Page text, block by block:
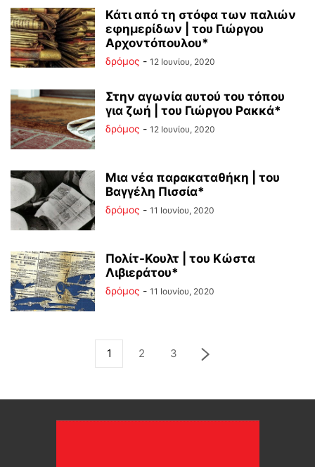
Κάτι από τη στόφα των παλιών
εφημερίδων | του Γιώργου
Αρχοντόπουλου*
δρόμος - 12 Ιουνίου, 2020
Στην αγωνία αυτού του τόπου
για ζωή | του Γιώργου Ρακκά*
δρόμος - 12 Ιουνίου, 2020
Μια νέα παρακαταθήκη | του
Βαγγέλη Πισσία*
δρόμος - 11 Ιουνίου, 2020
Πολίτ-Κουλτ | του Κώστα
Λιβιεράτου*
δρόμος - 11 Ιουνίου, 2020
1 2 3